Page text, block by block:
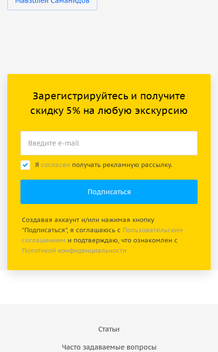
Зарегистрируйтесь и получите
скидку 5% на любую экскурсию
Я согласен получать рекламную рассылку.
Создавая аккаунт и/или нажимая кнопку
"Подписаться", я соглашаюсь с Пользовательским
соглашением и подтверждаю, что ознакомлен с
Политикой конфиденциальности
Статьи
Часто задаваемые вопросы